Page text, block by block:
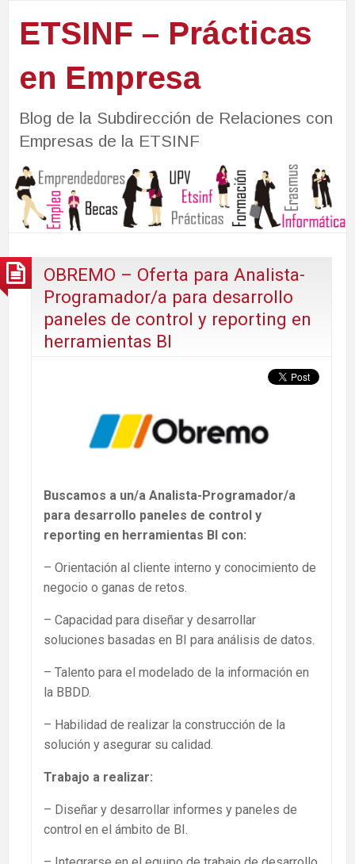
ETSINF – Prácticas
en Empresa
Blog de la Subdirección de Relaciones con
Empresas de la ETSINF
OBREMO – Oferta para Analista-
Programador/a para desarrollo
paneles de control y reporting en
herramientas BI
Buscamos a un/a Analista-Programador/a
para desarrollo paneles de control y
reporting en herramientas BI con:
– Orientación al cliente interno y conocimiento de
negocio o ganas de retos.
– Capacidad para diseñar y desarrollar
soluciones basadas en BI para análisis de datos.
– Talento para el modelado de la información en
la BBDD.
– Habilidad de realizar la construcción de la
solución y asegurar su calidad.
Trabajo a realizar:
– Diseñar y desarrollar informes y paneles de
control en el ámbito de BI.